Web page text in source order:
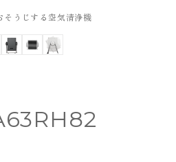
そうじする空気清浄機